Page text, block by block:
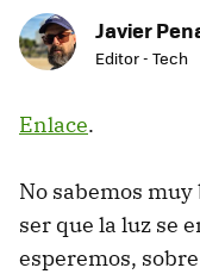
Javier
Editor - Tech
Enlace.
No sabemos
ser que la luz se
esperemos,